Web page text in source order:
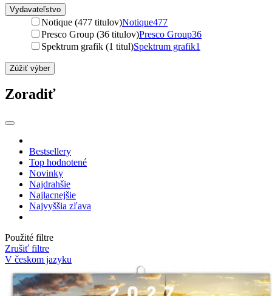
Vydavateľstvo
Notique (477 titulov)Notique477
Presco Group (36 titulov)Presco Group36
Spektrum grafik (1 titul)Spektrum grafik1
Zúžiť výber
Zoradiť
Bestsellery
Top hodnotené
Novinky
Najdrahšie
Najlacnejšie
Najvyššia zľava
Použité filtre
Zrušiť filtre
V českom jazyku